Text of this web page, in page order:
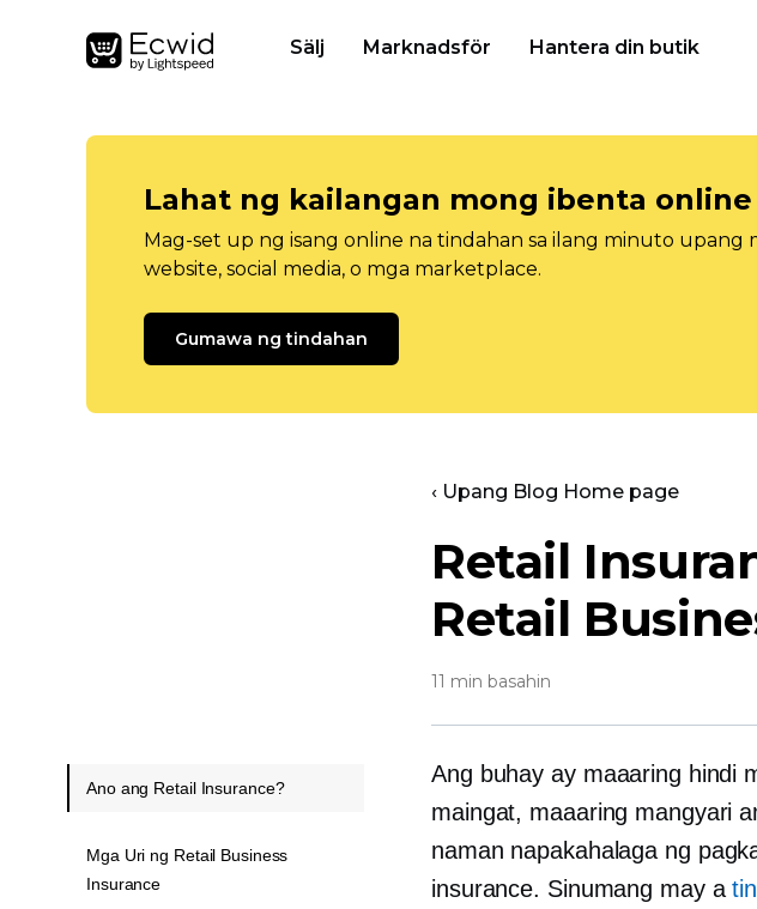
Sälj Marknadsför Hantera din butik
Lahat ng kailangan mong ibenta online
Mag-set up ng isang online na tindahan sa ilang minuto upang
website, social media, o mga marketplace.
Gumawa ng tindahan
‹ Upang Blog Home page
Retail
Retail
11 min basahin
Ang buhay ay maaaring hindi
maingat, maaaring mangyari
naman napakahalaga ng
insurance. Sinumang may a
Ano ang Retail Insurance?
Mga Uri ng Retail Business
Insurance